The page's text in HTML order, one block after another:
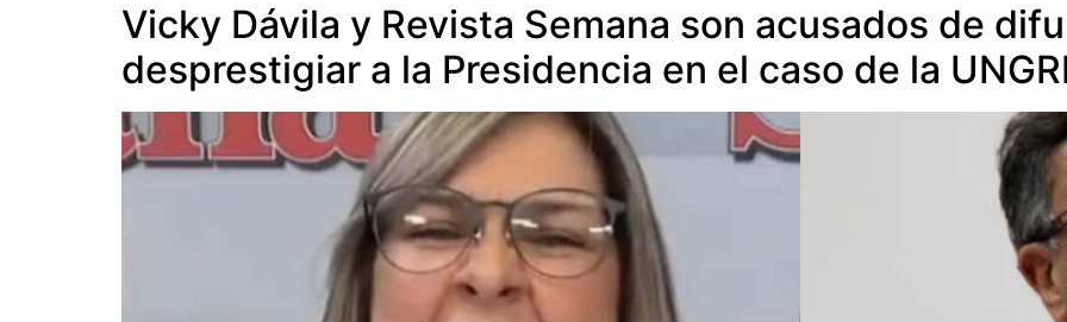
Vicky Dávila y Revista Semana son acusados de
desprestigiar a la Presidencia en el caso de la